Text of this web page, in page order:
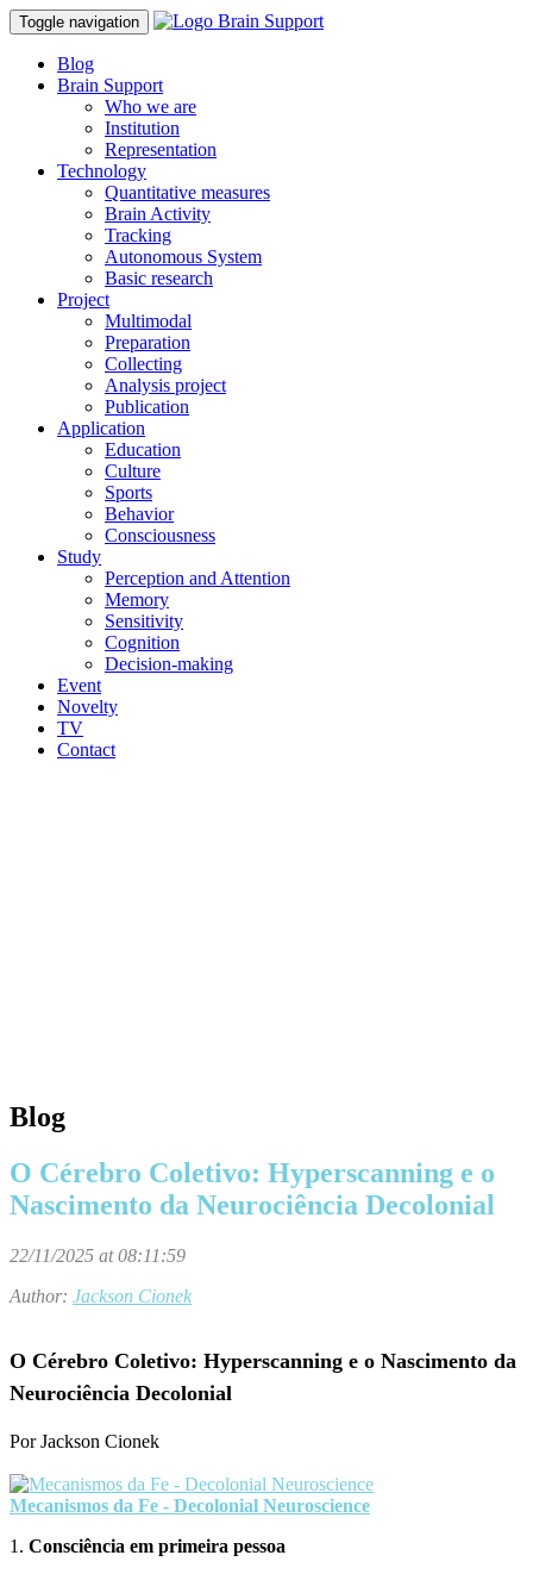
Toggle navigation
Blog
Brain Support
Who we are
Institution
Representation
Technology
Quantitative measures
Brain Activity
Tracking
Autonomous System
Basic research
Project
Multimodal
Preparation
Collecting
Analysis project
Publication
Application
Education
Culture
Sports
Behavior
Consciousness
Study
Perception and Attention
Memory
Sensitivity
Cognition
Decision-making
Event
Novelty
TV
Contact
Blog
O Cérebro Coletivo: Hyperscanning e o
Nascimento da Neurociência Decolonial
22/11/2025 at 08:11:59
Author: Jackson Cionek
O Cérebro Coletivo: Hyperscanning e o Nascimento da
Neurociência Decolonial
Por Jackson Cionek
Mecanismos da Fe - Decolonial Neuroscience
1. Consciência em primeira pessoa